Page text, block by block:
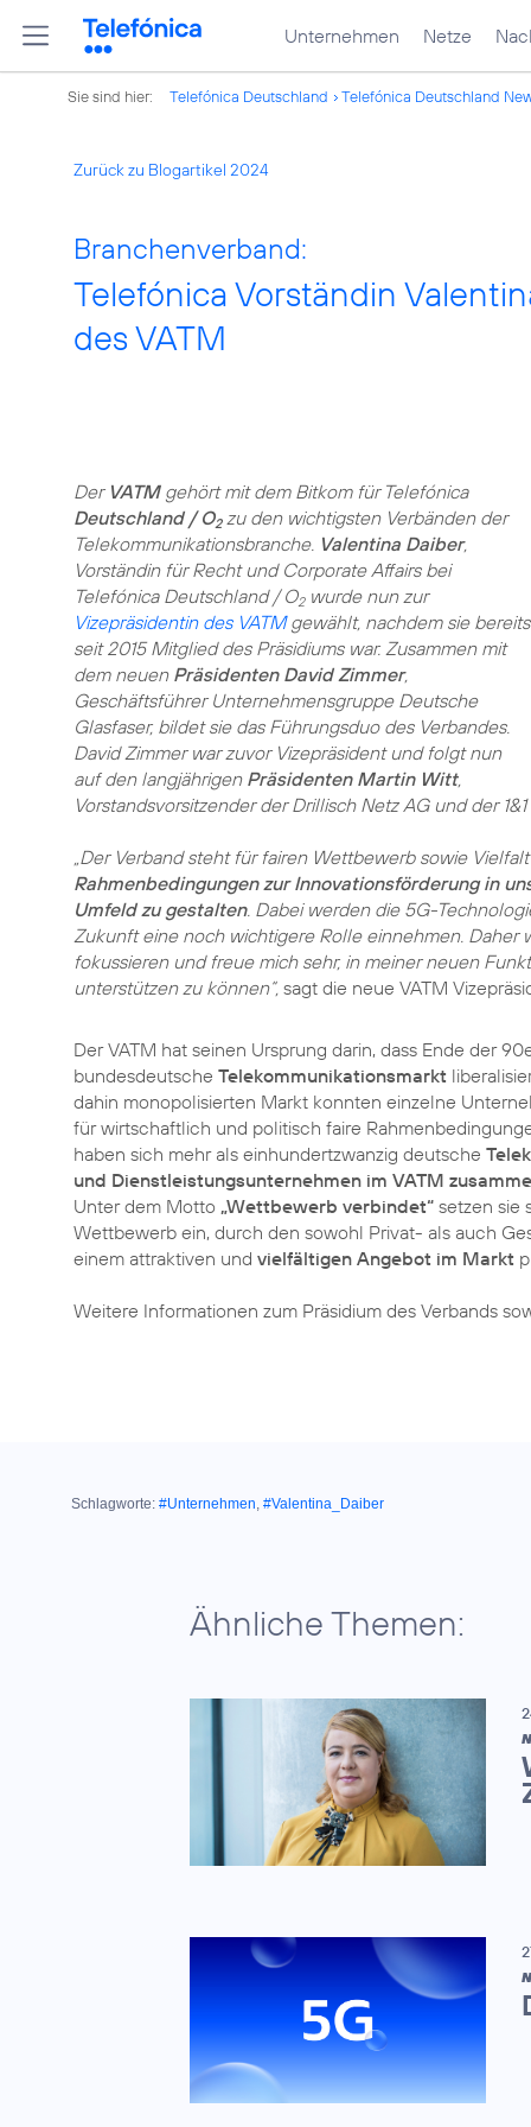
Unternehmen Netze
Sie sind hier: Telefónica Deutschland Telefónica Deutschland
Zurück zu Blogartikel 2024
Branchenverband:
Telefónica Vorständin
des VATM
Der VATMgehört mit dem Bitkom für Telefónica
Deutschland / O2zu den wichtigsten Verbänden der
Telekommunikationsbranche. Valentina Daiber,
Vorständin für Recht und Corporate Affairs bei
Telefónica Deutschland / O2wurde nun zur
Vizepräsidentin des VATMgewählt, nachdem sie bereits
seit 2015 Mitglied des Präsidiums war. Zusammen mit
dem neuen Präsidenten David Zimmer,
Geschäftsführer Unternehmensgruppe Deutsche
Glasfaser, bildet sie das Führungsduo des Verbandes.
David Zimmer war zuvor Vizepräsident und folgt nun
auf den langjährigen Präsidenten Martin Witt,
Vorstandsvorsitzender der Drillisch Netz AG und der
„Der Verband steht für fairen Wettbewerb sowie
Rahmenbedingungen zur Innovationsförderung in
Umfeld zu gestalten. Dabei werden die 5G-
Zukunft eine noch wichtigere Rolle einnehmen. Daher
fokussieren und freue mich sehr, in meiner neuen
unterstützen zu können“, sagt die neue VATM
Der VATM hat seinen Ursprung darin, dass Ende der
bundesdeutsche Telekommunikationsmarkt
dahin monopolisierten Markt konnten einzelne
für wirtschaftlich und politisch faire
haben sich mehr als einhundertzwanzig deutsche
und Dienstleistungsunternehmen im VATM
Unter dem Motto „Wettbewerb verbindet“ setzen sie
Wettbewerb ein, durch den sowohl Privat- als auch
einem attraktiven und vielfältigen Angebot im Markt
Weitere Informationen zum Präsidium des Verbands
Schlagworte: #Unternehmen, #Valentina_Daiber
Ähnliche Themen: